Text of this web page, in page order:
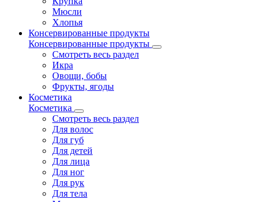
Мюсли
Хлопья
Консервированные продукты
Консервированные продукты
Смотреть весь раздел
Икра
Овощи, бобы
Фрукты, ягоды
Косметика
Косметика
Смотреть весь раздел
Для волос
Для губ
Для детей
Для лица
Для ног
Для рук
Для тела